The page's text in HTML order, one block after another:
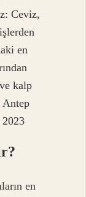
Ceviz,
en
kalp
en